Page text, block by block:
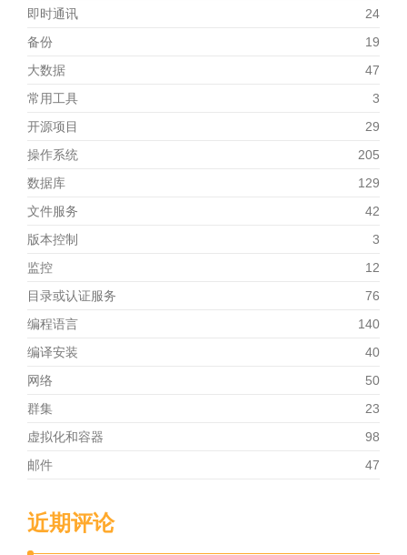
即时通讯
24
备份
19
大数据
47
常用工具
3
开源项目
29
操作系统
205
数据库
129
文件服务
42
版本控制
3
监控
12
目录或认证服务
76
编程语言
140
编译安装
40
网络
50
群集
23
虚拟化和容器
98
邮件
47
近期评论